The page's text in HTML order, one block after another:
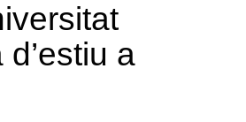
a